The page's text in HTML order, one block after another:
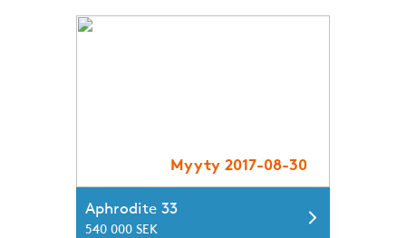
Myyty 2017-08-30
Aphrodite 33
540 000 SEK